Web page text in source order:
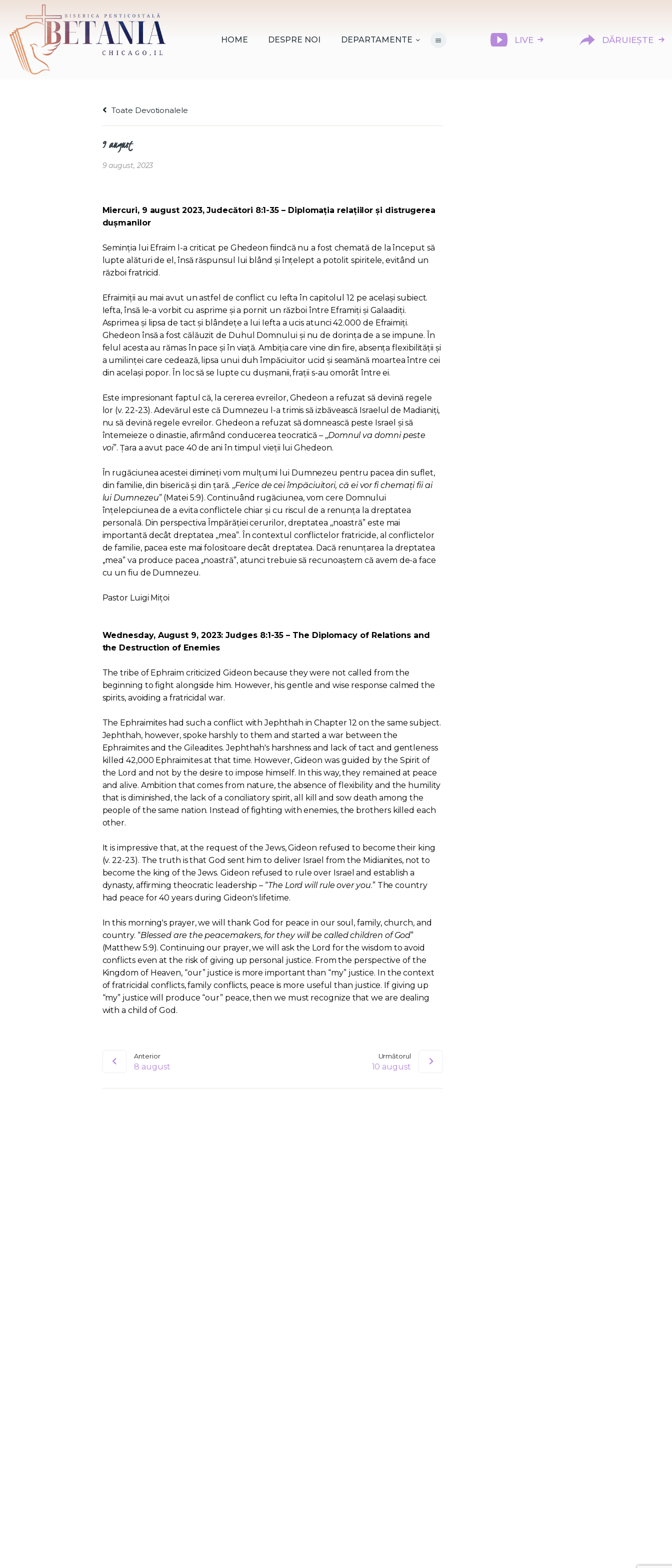
HOME DESPRE NOI DEPARTAMENTE LIVE DĂRUIEȘTE
DESPRE NOI
MISIUNEA BETANIA
Toate Devotionalele
9 august
9 august, 2023
Miercuri, 9 august 2023, Judecători 8:1-35 – Diplomația relațiilor și distrugerea
dușmanilor
Seminția lui Efraim l-a criticat pe Ghedeon fiindcă nu a fost chemată de la început să
lupte alături de el, însă răspunsul lui blând și înțelept a potolit spiritele, evitând un
război fratricid.
Efraimiții au mai avut un astfel de conflict cu Iefta în capitolul 12 pe același subiect.
Iefta, însă le-a vorbit cu asprime și a pornit un război între Eframiți și Galaadiți.
Asprimea și lipsa de tact și blândețe a lui Iefta a ucis atunci 42.000 de Efraimiți.
Ghedeon însă a fost călăuzit de Duhul Domnului și nu de dorința de a se impune. În
felul acesta au rămas în pace și în viață. Ambiția care vine din fire, absența flexibilității și
a umilinței care cedează, lipsa unui duh împăciuitor ucid și seamănă moartea între cei
din același popor. În loc să se lupte cu dușmanii, frații s-au omorât între ei.
Este impresionant faptul că, la cererea evreilor, Ghedeon a refuzat să devină regele
lor (v. 22-23). Adevărul este că Dumnezeu l-a trimis să izbăvească Israelul de Madianiți,
nu să devină regele evreilor. Ghedeon a refuzat să domnească peste Israel și să
întemeieze o dinastie, afirmând conducerea teocratică – ,,Domnul va domni peste
voi”. Țara a avut pace 40 de ani în timpul vieții lui Ghedeon.
În rugăciunea acestei dimineți vom mulțumi lui Dumnezeu pentru pacea din suflet,
din familie, din biserică și din țară. ,,Ferice de cei împăciuitori, că ei vor fi chemați fii ai
lui Dumnezeu” (Matei 5:9). Continuând rugăciunea, vom cere Domnului
înțelepciunea de a evita conflictele chiar și cu riscul de a renunța la dreptatea
personală. Din perspectiva Împărăției cerurilor, dreptatea ,,noastră” este mai
importantă decât dreptatea ,,mea”. În contextul conflictelor fratricide, al conflictelor
de familie, pacea este mai folositoare decât dreptatea. Dacă renunțarea la dreptatea
,,mea” va produce pacea ,,noastră”, atunci trebuie să recunoaștem că avem de-a face
cu un fiu de Dumnezeu.
Pastor Luigi Mițoi
Wednesday, August 9, 2023: Judges 8:1-35 – The Diplomacy of Relations and
the Destruction of Enemies
The tribe of Ephraim criticized Gideon because they were not called from the
beginning to fight alongside him. However, his gentle and wise response calmed the
spirits, avoiding a fratricidal war.
The Ephraimites had such a conflict with Jephthah in Chapter 12 on the same subject.
Jephthah, however, spoke harshly to them and started a war between the
Ephraimites and the Gileadites. Jephthah's harshness and lack of tact and gentleness
killed 42,000 Ephraimites at that time. However, Gideon was guided by the Spirit of
the Lord and not by the desire to impose himself. In this way, they remained at peace
and alive. Ambition that comes from nature, the absence of flexibility and the humility
that is diminished, the lack of a conciliatory spirit, all kill and sow death among the
people of the same nation. Instead of fighting with enemies, the brothers killed each
other.
It is impressive that, at the request of the Jews, Gideon refused to become their king
(v. 22-23). The truth is that God sent him to deliver Israel from the Midianites, not to
become the king of the Jews. Gideon refused to rule over Israel and establish a
dynasty, affirming theocratic leadership – “The Lord will rule over you.” The country
had peace for 40 years during Gideon's lifetime.
In this morning's prayer, we will thank God for peace in our soul, family, church, and
country. “Blessed are the peacemakers, for they will be called children of God”
(Matthew 5:9). Continuing our prayer, we will ask the Lord for the wisdom to avoid
conflicts even at the risk of giving up personal justice. From the perspective of the
Kingdom of Heaven, “our” justice is more important than “my” justice. In the context
of fratricidal conflicts, family conflicts, peace is more useful than justice. If giving up
“my” justice will produce “our” peace, then we must recognize that we are dealing
with a child of God.
Anterior
8 august
Următorul
10 august